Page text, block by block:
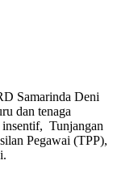
Samarinda Deni
dan tenaga
Tunjangan
Pegawai (TPP),